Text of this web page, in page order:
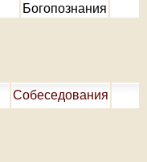
Богопознания
Собеседования